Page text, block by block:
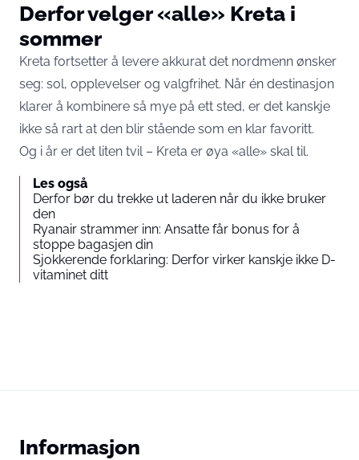
Derfor velger «alle» Kreta i
sommer
Kreta fortsetter å levere akkurat det nordmenn ønsker
seg: sol, opplevelser og valgfrihet. Når én destinasjon
klarer å kombinere så mye på ett sted, er det kanskje
ikke så rart at den blir stående som en klar favoritt.
Og i år er det liten tvil – Kreta er øya «alle» skal til.
Les også
Derfor bør du trekke ut laderen når du ikke bruker
den
Ryanair strammer inn: Ansatte får bonus for å
stoppe bagasjen din
Sjokkerende forklaring: Derfor virker kanskje ikke D-
vitaminet ditt
Informasjon